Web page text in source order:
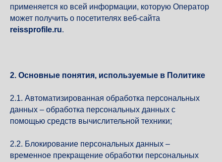
применяется ко всей информации, которую Оператор
может получить о посетителях веб-сайта
reissprofile.ru.
2. Основные понятия, используемые в Политике
2.1. Автоматизированная обработка персональных
данных – обработка персональных данных с
помощью средств вычислительной техники;
2.2. Блокирование персональных данных –
временное прекращение обработки персональных